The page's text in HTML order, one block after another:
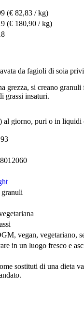
(€ 82,83 / kg)
(€ 180,90 / kg)
da fagioli di soia
grezza, si creano
grassi insaturi.
al giorno, puri o in liquidi
vegan, vegetariano,
in un luogo fresco e
sostituti di una dieta